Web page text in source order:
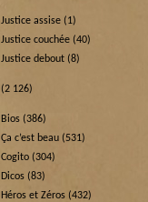
Justice assise (1)
Justice couchée (40)
Justice debout (8)
(2 126)
Bios (386)
Ça c’est beau (531)
Cogito (304)
Dicos (83)
Héros et Zéros (432)